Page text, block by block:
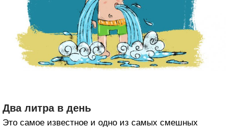
Два литра в день
Это самое известное и одно из самых смешных